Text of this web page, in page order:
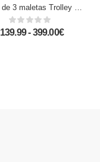
Juego de 3 maletas Trolley extensibles, en material ligero ABS de alta resistencia. Cerradura numérica, 4 ruedas dobles giratorias 360°.
139.99 - 399.00€